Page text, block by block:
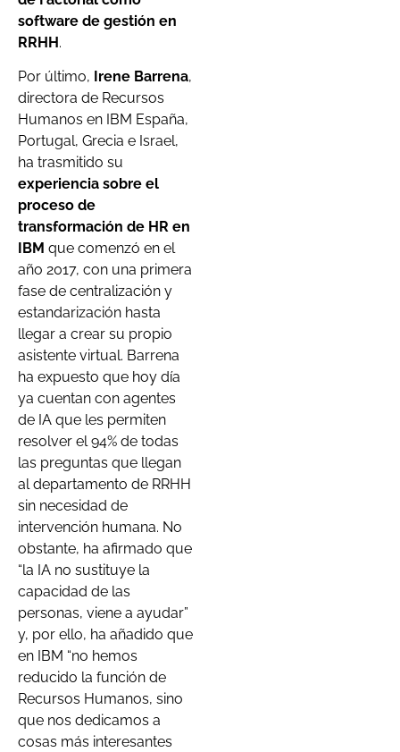
software de gestión en
RRHH.
Por último, Irene Barrena,
directora de Recursos
Humanos en IBM España,
Portugal, Grecia e Israel,
ha trasmitido su
experiencia sobre el
proceso de
transformación de HR en
IBM que comenzó en el
año 2017, con una primera
fase de centralización y
estandarización hasta
llegar a crear su propio
asistente virtual. Barrena
ha expuesto que hoy día
ya cuentan con agentes
de IA que les permiten
resolver el 94% de todas
las preguntas que llegan
al departamento de RRHH
sin necesidad de
intervención humana. No
obstante, ha afirmado que
“la IA no sustituye la
capacidad de las
personas, viene a ayudar”
y, por ello, ha añadido que
en IBM “no hemos
reducido la función de
Recursos Humanos, sino
que nos dedicamos a
cosas más interesantes